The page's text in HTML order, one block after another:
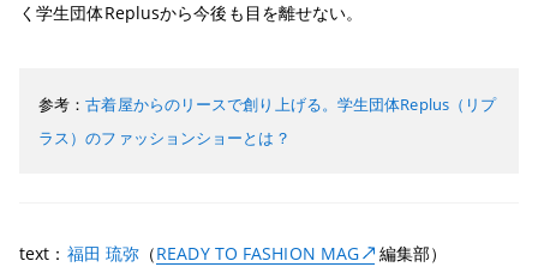
く学生団体Replusから今後も目を離せない。
参考：古着屋からのリースで創り上げる。学生団体Replus（リプ
ラス）のファッションショーとは？
text： 福田 琉弥 （READY TO FASHION MAG 編集部）